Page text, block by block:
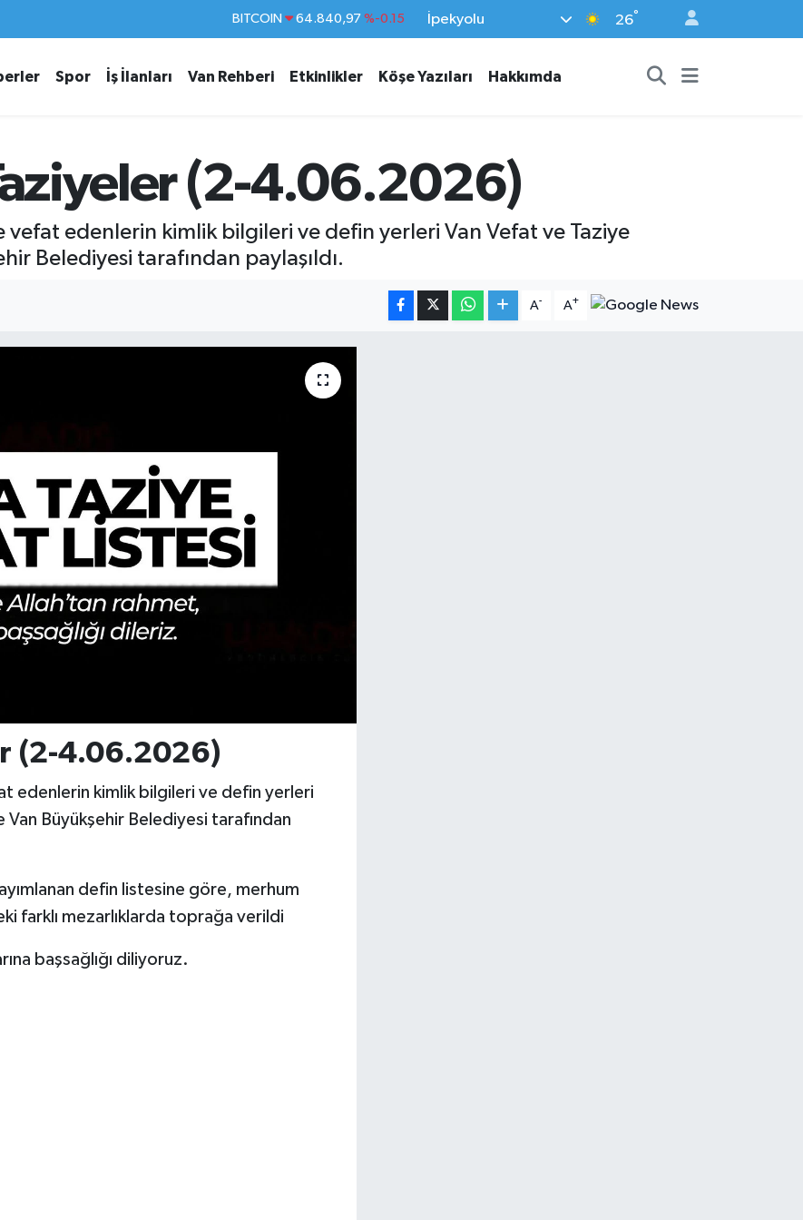
DOLAR 47,7436 %0.18
STERLİN 64,4811 %0.38
BITCOIN 64.840,97 %-0.15
İpekyolu 26°
Spor İş İlanları Van Rehberi Etkinlikler Köşe Yazıları Hakkımda
(2-4.06.2026)
edenlerin kimlik bilgileri ve defin yerleri Van Vefat ve Taziye
Belediyesi tarafından paylaşıldı.
A- A+
(2-4.06.2026)
edenlerin kimlik bilgileri ve defin yerleri
Büyükşehir Belediyesi tarafından
defin listesine göre, merhum
farklı mezarlıklarda toprağa verildi
başsağlığı diliyoruz.